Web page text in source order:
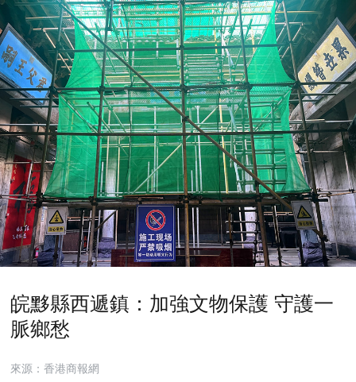
皖黟縣西遞鎮：加強文物保護 守護一
脈鄉愁
來源：香港商報網